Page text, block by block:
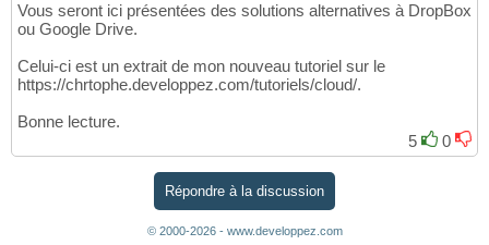
Vous seront ici présentées des solutions alternatives à DropBox
ou Google Drive.
Celui-ci est un extrait de mon nouveau tutoriel sur le
https://chrtophe.developpez.com/tutoriels/cloud/.
Bonne lecture.
5
0
Répondre à la discussion
© 2000-2026 - www.developpez.com